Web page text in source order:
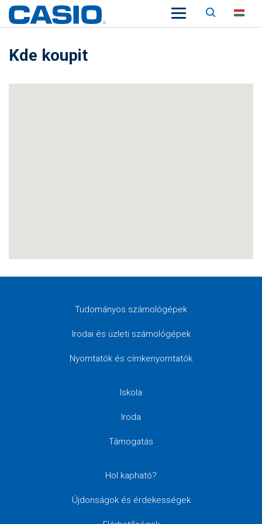
Keresés
Kde koupit
Tudományos számológépek
Irodai és üzleti számológépek
Nyomtatók és címkenyomtatók
Iskola
Iroda
Támogatás
Hol kapható?
Újdonságok és érdekességek